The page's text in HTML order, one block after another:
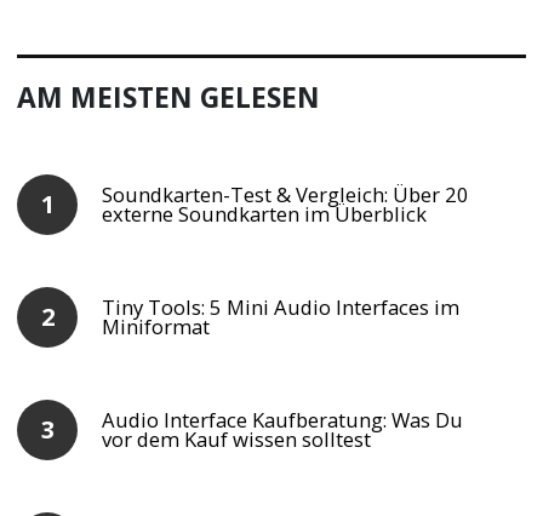
AM MEISTEN GELESEN
Soundkarten-Test & Vergleich: Über 20
externe Soundkarten im Überblick
Tiny Tools: 5 Mini Audio Interfaces im
Miniformat
Audio Interface Kaufberatung: Was Du
vor dem Kauf wissen solltest